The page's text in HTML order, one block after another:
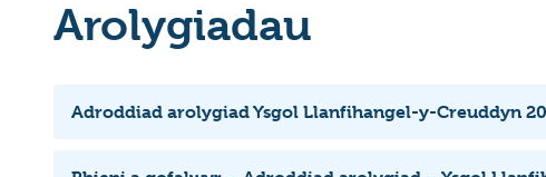
Arolygiadau
Adroddiad arolygiad Ysgol Llanfihangel-y-Creuddyn